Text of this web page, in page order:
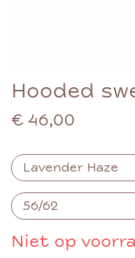
Hooded
€ 46,00
Niet op